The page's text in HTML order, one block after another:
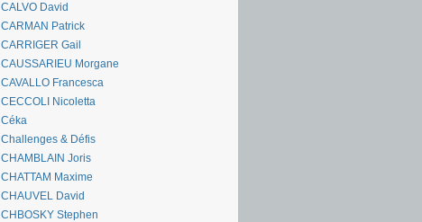
CALVO David
CARMAN Patrick
CARRIGER Gail
CAUSSARIEU Morgane
CAVALLO Francesca
CECCOLI Nicoletta
Céka
Challenges & Défis
CHAMBLAIN Joris
CHATTAM Maxime
CHAUVEL David
CHBOSKY Stephen